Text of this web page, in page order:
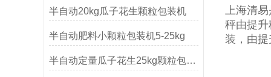
半自动20kg瓜子花生颗粒包装机
半自动肥料小颗粒包装机5-25kg
半自动定量瓜子花生25kg颗粒包装机厂家
上海清
秤由提
装，由